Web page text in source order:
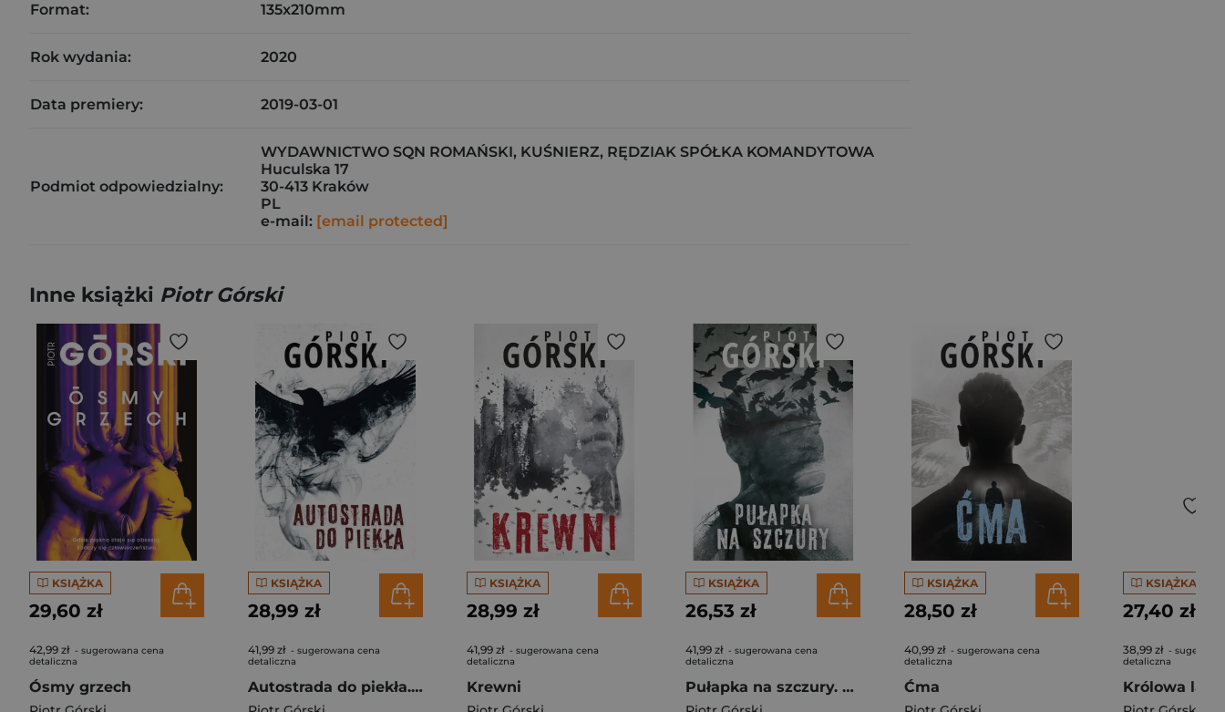
Format: 135x210mm
Rok wydania: 2020
Data premiery: 2019-03-01
Podmiot odpowiedzialny:
WYDAWNICTWO SQN ROMAŃSKI, KUŚNIERZ, RĘDZIAK SPÓŁKA KOMANDYTOWA
Huculska 17
30-413 Kraków
PL
e-mail: [email protected]
Inne książki Piotr Górski
KSIĄŻKA
29,60 zł
42,99 zł - sugerowana cena
detaliczna
Ósmy grzech
KSIĄŻKA
28,99 zł
41,99 zł - sugerowana cena
detaliczna
Autostrada do piekła. Komisarz Kruk. Tom 8
KSIĄŻKA
28,99 zł
41,99 zł - sugerowana cena
detaliczna
Krewni
KSIĄŻKA
26,53 zł
41,99 zł - sugerowana cena
detaliczna
Pułapka na szczury. Komisarz Kruk. Tom 7
KSIĄŻKA
28,50 zł
40,99 zł - sugerowana cena
detaliczna
Ćma
KSIĄŻKA
27,40 zł
38,99 zł -
detaliczna
Królowa